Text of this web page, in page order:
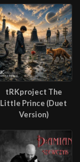
tRKproject The
Little Prince (Duet
Version)